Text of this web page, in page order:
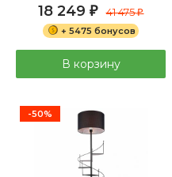
18 249 ₽ 41 475₽
+ 5475 бонусов
В корзину
-50%